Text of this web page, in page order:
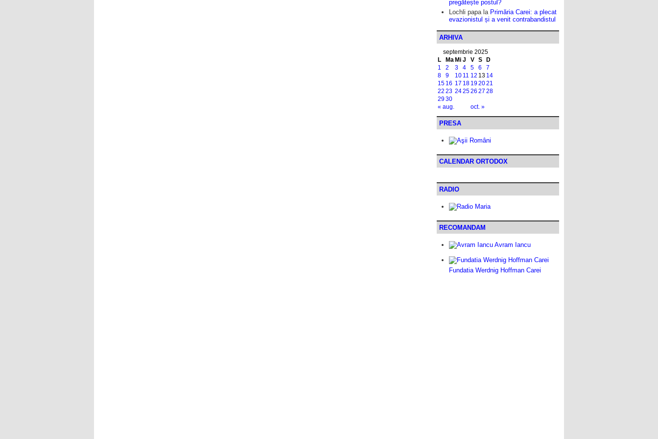
pregătește postul?
Lochli papala Primăria Carei: a plecat
evazionistul și a venit contrabandistul
ARHIVA
septembrie 2025
L
Ma Mi J V S D
« aug. oct. »
1 2 3 4 5 6
7
8
9 10 11 12 13 14
15 16 17 18 192021
22 23 242526 27 28
2930
PRESA
CALENDAR ORTODOX
RADIO
RECOMANDAM
Avram Iancu
Fundatia Werdnig Hoffman Carei